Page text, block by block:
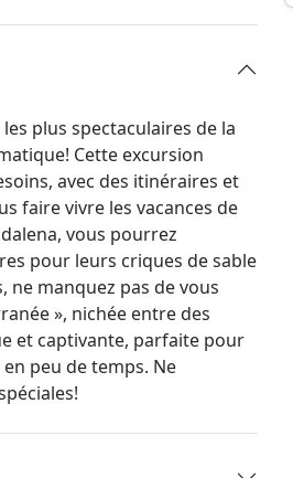
plus spectaculaires de la
Cette excursion
avec des itinéraires et
faire vivre les vacances de
vous pourrez
pour leurs criques de sable
ne manquez pas de vous
», nichée entre des
et captivante, parfaite pour
peu de temps. Ne